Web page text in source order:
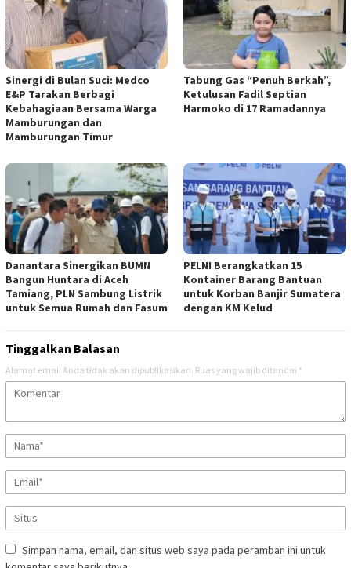
Sinergi di Bulan Suci: Medco
E&P Tarakan Berbagi
Kebahagiaan Bersama Warga
Mamburungan dan
Mamburungan Timur
Tabung Gas “Penuh Berkah”,
Ketulusan Fadil Septian
Harmoko di 17 Ramadannya
Danantara Sinergikan BUMN
Bangun Huntara di Aceh
Tamiang, PLN Sambung Listrik
untuk Semua Rumah dan Fasum
PELNI Berangkatkan 15
Kontainer Barang Bantuan
untuk Korban Banjir Sumatera
dengan KM Kelud
Tinggalkan Balasan
Alamat email Anda tidak akan dipublikasikan. Ruas yang wajib ditandai *
Simpan nama, email, dan situs web saya pada peramban ini untuk